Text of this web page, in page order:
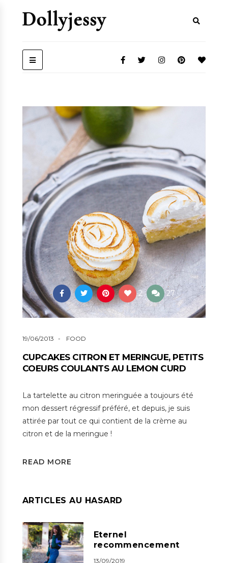
2 27
19/06/2013 FOOD
CUPCAKES CITRON ET MERINGUE, PETITS
COEURS COULANTS AU LEMON CURD
La tartelette au citron meringuée a toujours été
mon dessert régressif préféré, et depuis, je suis
attirée par tout ce qui contient de la crème au
citron et de la meringue !
READ MORE
ARTICLES AU HASARD
Eternel
recommencement
13/09/2019